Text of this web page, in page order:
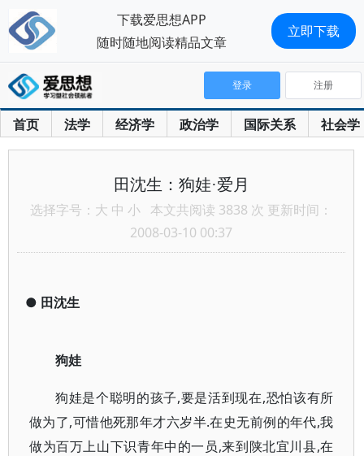
首页 法学 经济学 政治学 国际关系 社会学
登录 注册
田沈生：狗娃·爱月
选择字号： 大 中 小 本文共阅读 3838 次 更新时间：
2008-03-10 00:37
● 田沈生
狗娃
狗娃是个聪明的孩子,要是活到现在,恐怕该有所
做为了,可惜他死那年才六岁半.在史无前例的年代,我
做为百万上山下识青年中的一员,来到陕北宜川县,在
下载爱思想APP
随时随地阅读精品文章
立即下载